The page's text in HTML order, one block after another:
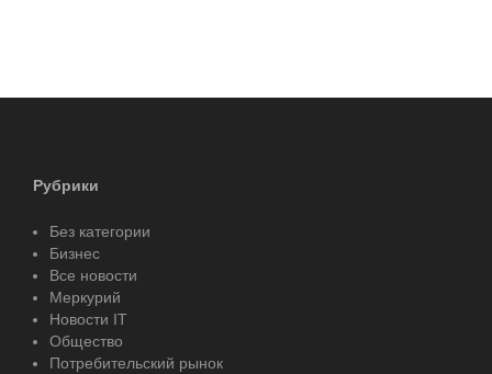
Рубрики
Без категории
Бизнес
Все новости
Меркурий
Новости IT
Общество
Потребительский рынок